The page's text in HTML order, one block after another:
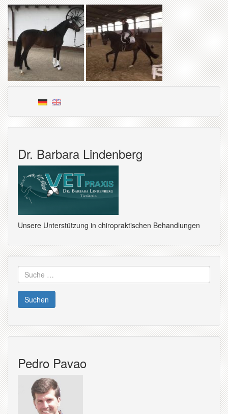
Dr. Barbara Lindenberg
Unsere Unterstützung in chiropraktischen Behandlungen
Suche
nach:
Pedro Pavao